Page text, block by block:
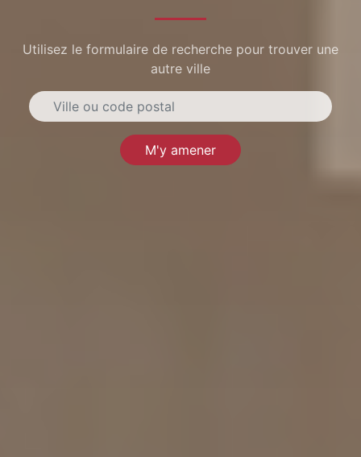
Utilisez le formulaire de recherche pour trouver une
autre ville
M'y amener